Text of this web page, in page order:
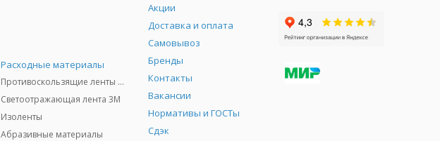
Расходные материалы
Противоскользящие ленты 3М
Светоотражающая лента 3M
Изоленты
Абразивные материалы
Акции
Доставка и оплата
Самовывоз
Бренды
Контакты
Вакансии
Нормативы и ГОСТы
Сдэк